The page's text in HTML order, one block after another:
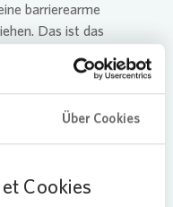
Über Cookies
Cookies
barrierearme
Das ist das
Gebäuden